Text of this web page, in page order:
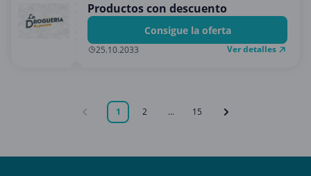
Productos con descuento
Consigue la oferta
25.10.2033 Ver detalles
1 2 ... 15